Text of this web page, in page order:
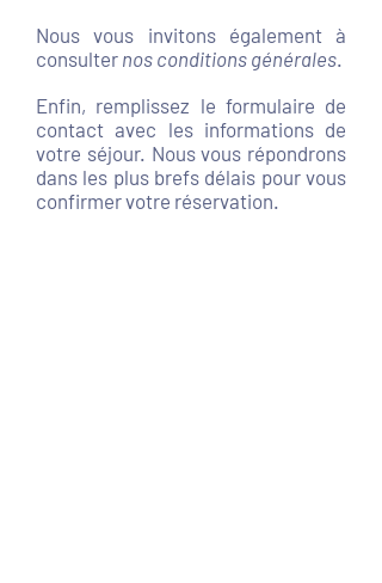
Nous vous invitons également à
consulter nos conditions générales.
Enfin, remplissez le formulaire de
contact avec les informations de
votre séjour. Nous vous répondrons
dans les plus brefs délais pour vous
confirmer votre réservation.